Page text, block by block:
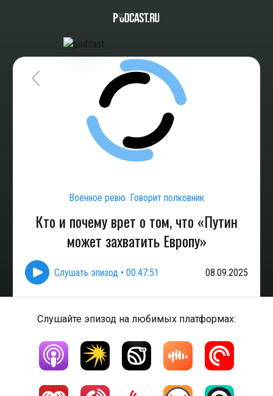
Военное ревю. Говорит полковник
Кто и почему врет о том, что «Путин
может захватить Европу»
Слушать эпизод • 00:47:51 08.09.2025
Слушайте эпизод на любимых платформах: